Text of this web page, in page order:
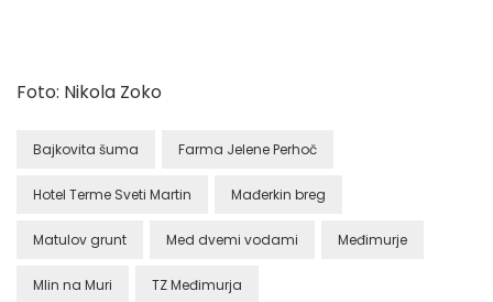
Foto: Nikola Zoko
Bajkovita šuma Farma Jelene Perhoč
Hotel Terme Sveti Martin Mađerkin breg
Matulov grunt Med dvemi vodami Međimurje
Mlin na Muri TZ Međimurja